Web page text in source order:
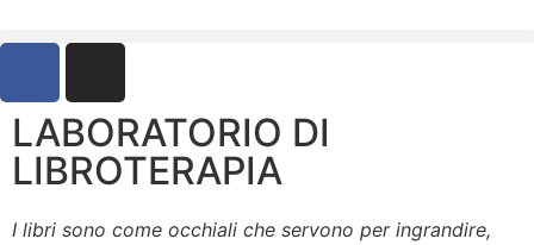
LABORATORIO DI
LIBROTERAPIA
I libri sono come occhiali che servono per ingrandire,